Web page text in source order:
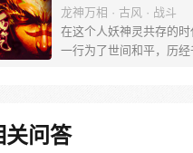
龙神万相 · 古风 · 战斗
在这个人妖神灵共存的
一行为了世间和平，历经
位，小狼妖白狼不辞万难
大法师，和他一起重新寻
关问答